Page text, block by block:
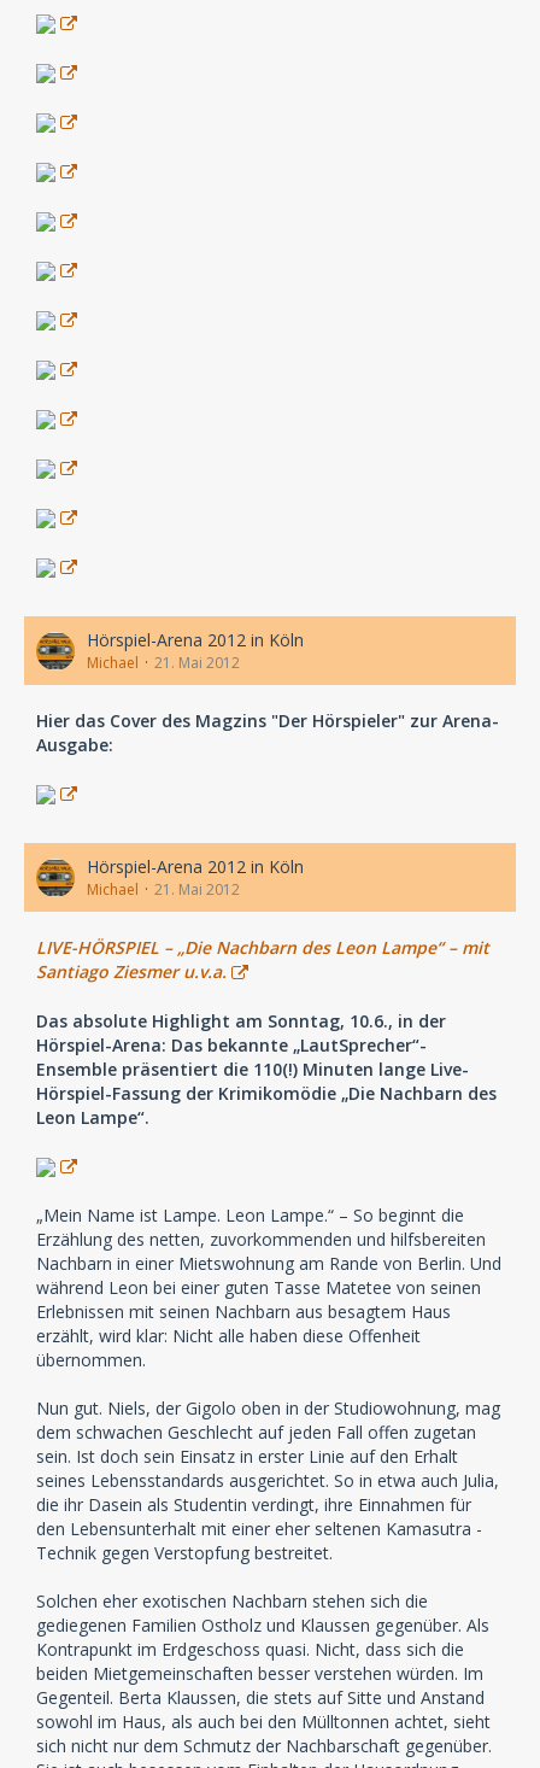
Hörspiel-Arena 2012 in Köln
Michael 21. Mai 2012
Hier das Cover des Magzins "Der Hörspieler" zur Arena-
Ausgabe:
Hörspiel-Arena 2012 in Köln
Michael 21. Mai 2012
LIVE-HÖRSPIEL – „Die Nachbarn des Leon Lampe“ – mit
Santiago Ziesmer u.v.a.
Das absolute Highlight am Sonntag, 10.6., in der
Hörspiel-Arena: Das bekannte „LautSprecher“-
Ensemble präsentiert die 110(!) Minuten lange Live-
Hörspiel-Fassung der Krimikomödie „Die Nachbarn des
Leon Lampe“.
„Mein Name ist Lampe. Leon Lampe.“ – So beginnt die
Erzählung des netten, zuvorkommenden und hilfsbereiten
Nachbarn in einer Mietswohnung am Rande von Berlin. Und
während Leon bei einer guten Tasse Matetee von seinen
Erlebnissen mit seinen Nachbarn aus besagtem Haus
erzählt, wird klar: Nicht alle haben diese Offenheit
übernommen.
Nun gut. Niels, der Gigolo oben in der Studiowohnung, mag
dem schwachen Geschlecht auf jeden Fall offen zugetan
sein. Ist doch sein Einsatz in erster Linie auf den Erhalt
seines Lebensstandards ausgerichtet. So in etwa auch Julia,
die ihr Dasein als Studentin verdingt, ihre Einnahmen für
den Lebensunterhalt mit einer eher seltenen Kamasutra -
Technik gegen Verstopfung bestreitet.
Solchen eher exotischen Nachbarn stehen sich die
gediegenen Familien Ostholz und Klaussen gegenüber. Als
Kontrapunkt im Erdgeschoss quasi. Nicht, dass sich die
beiden Mietgemeinschaften besser verstehen würden. Im
Gegenteil. Berta Klaussen, die stets auf Sitte und Anstand
sowohl im Haus, als auch bei den Mülltonnen achtet, sieht
sich nicht nur dem Schmutz der Nachbarschaft gegenüber.